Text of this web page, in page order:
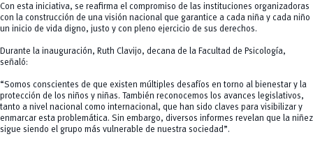
Con esta iniciativa, se reafirma el compromiso de las instituciones organizadoras
con la construcción de una visión nacional que garantice a cada niña y cada niño
un inicio de vida digno, justo y con pleno ejercicio de sus derechos.
Durante la inauguración, Ruth Clavijo, decana de la Facultad de Psicología,
señaló:
“Somos conscientes de que existen múltiples desafíos en torno al bienestar y la
protección de los niños y niñas. También reconocemos los avances legislativos,
tanto a nivel nacional como internacional, que han sido claves para visibilizar y
enmarcar esta problemática. Sin embargo, diversos informes revelan que la niñez
sigue siendo el grupo más vulnerable de nuestra sociedad”.